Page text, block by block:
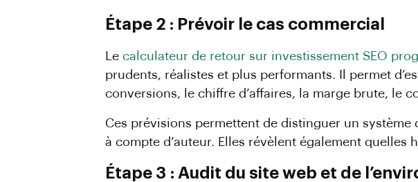
Étape 2 : Prévoir le cas commercial
Le calculateur de retour sur investissement SEO
prudents, réalistes et plus performants. Il permet
conversions, le chiffre d’affaires, la marge brute, le
Ces prévisions permettent de distinguer un
à compte d’auteur. Elles révèlent également
Étape 3 : Audit du site web et de